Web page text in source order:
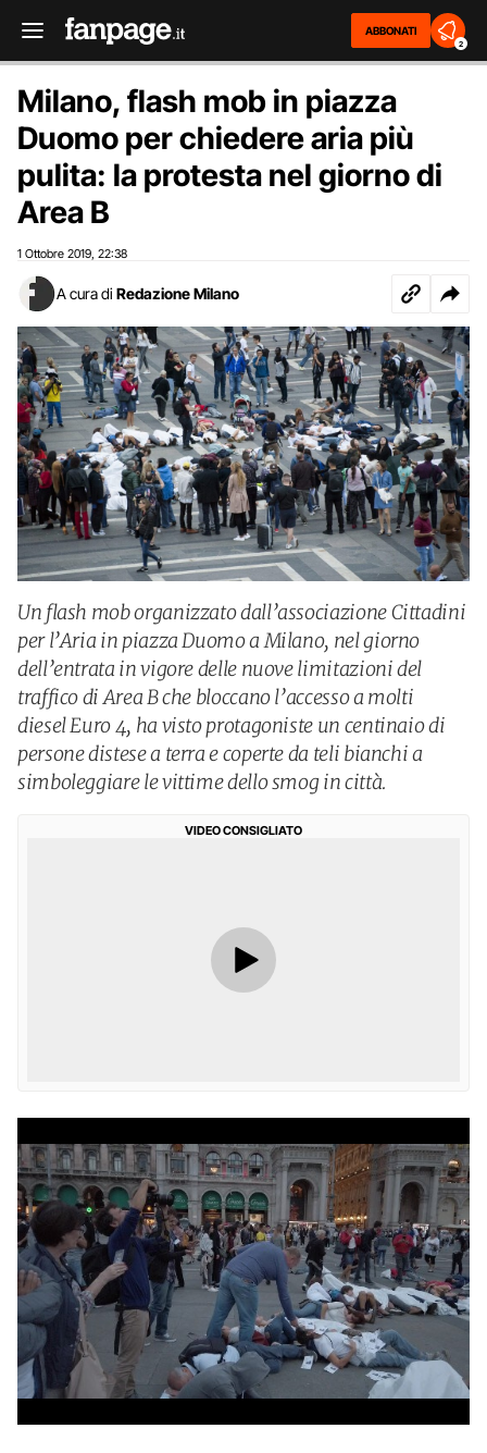
ABBONATI
2
Milano, flash mob in piazza
Duomo per chiedere aria più
pulita: la protesta nel giorno di
Area B
1 Ottobre 2019 22:38
A cura di Redazione Milano
Un flash mob organizzato dall’associazione Cittadini
per l’Aria in piazza Duomo a Milano, nel giorno
dell’entrata in vigore delle nuove limitazioni del
traffico di Area B che bloccano l’accesso a molti
diesel Euro 4, ha visto protagoniste un centinaio di
persone distese a terra e coperte da teli bianchi a
simboleggiare le vittime dello smog in città.
VIDEO CONSIGLIATO